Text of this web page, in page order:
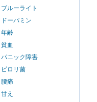
ブルーライト
ドーパミン
年齢
貧血
パニック障害
ピロリ菌
腰痛
甘え